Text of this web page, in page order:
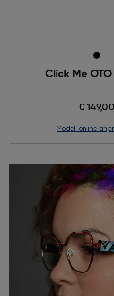
Click Me OTO
€ 149,00
Modell online